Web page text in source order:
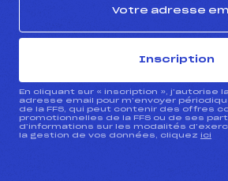
Inscription
En cliquant sur « inscription », j’autorise
adresse email pour m’envoyer
de la FFS, qui peut contenir des offres
promotionnelles de la FFS ou de ses
d’informations sur les modalités
la gestion de vos données, cliquez ici